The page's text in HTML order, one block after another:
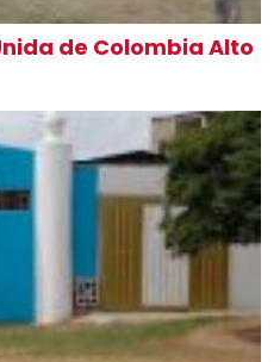
de Colombia Alto